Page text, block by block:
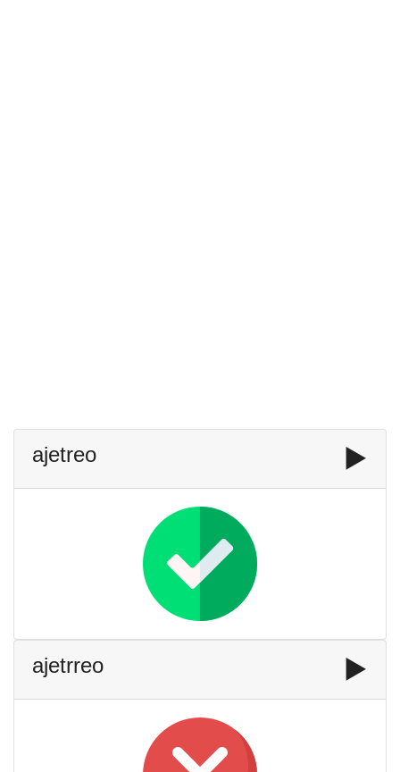
ajetreo ▶️
ajetrreo ▶️